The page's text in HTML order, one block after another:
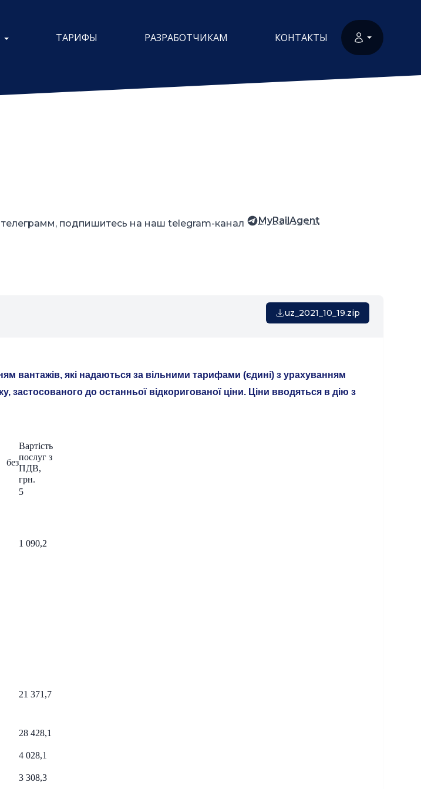
ТАРИФЫ РАЗРАБОТЧИКАМ КОНТАКТЫ
подпишитесь на наш telegram-канал MyRailAgent
uz_2021_10_19.zip
вантажів, які надаються за вільними тарифами (єдині) з урахуванням
застосованого до останньої відкоригованої ціни. Ціни вводяться в дію з
Вартість
послуг з
ПДВ,
грн.
5
1 090,2
21 371,7
28 428,1
4 028,1
3 308,3